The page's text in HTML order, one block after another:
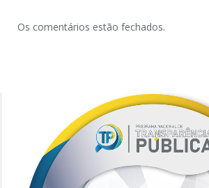
Os comentários estão fechados.